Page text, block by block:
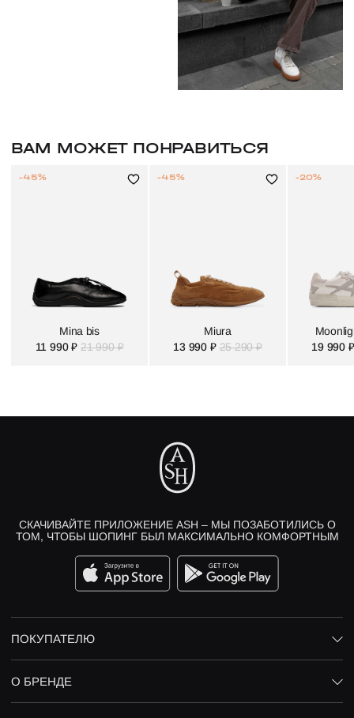
ВАМ МОЖЕТ ПОНРАВИТЬСЯ
Mina bis
11 990 ₽ 21 990 ₽
-45%
Miura
13 990 ₽ 25 290 ₽
-45%
19 990 ₽
-20%
СКАЧИВАЙТЕ ПРИЛОЖЕНИЕ ASH – МЫ ПОЗАБОТИЛИСЬ О
ТОМ, ЧТОБЫ ШОПИНГ БЫЛ МАКСИМАЛЬНО КОМФОРТНЫМ
ПОКУПАТЕЛЮ
О БРЕНДЕ